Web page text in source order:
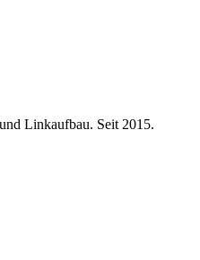
Linkaufbau. Seit 2015.